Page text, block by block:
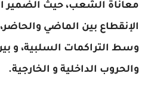
معاناة الشعب، حيث الضمير
الإنقطاع بين الماضي
وسط التراكمات السلبية، و
والحروب الداخلية و الخارجية.